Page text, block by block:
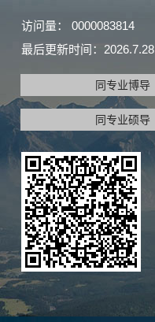
访问量： 0000083814
最后更新时间： 2026.7.28
同专业博导
同专业硕导